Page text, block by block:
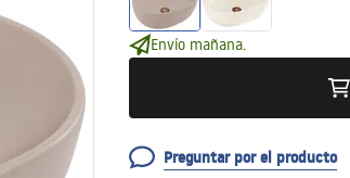
Envío mañana.
Preguntar por el producto